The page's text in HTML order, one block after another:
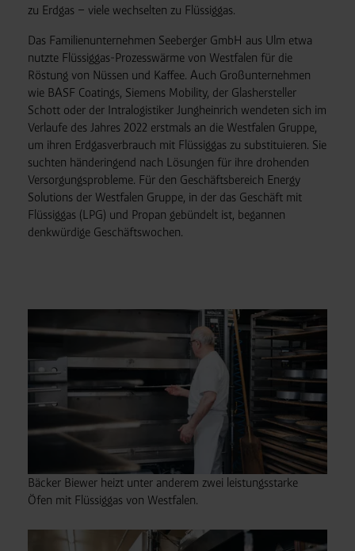
zu Erdgas – viele wechselten zu Flüssiggas.
Das Familienunternehmen Seeberger GmbH aus Ulm etwa
nutzte Flüssiggas-Prozesswärme von Westfalen für die
Röstung von Nüssen und Kaffee. Auch Großunternehmen
wie BASF Coatings, Siemens Mobility, der Glashersteller
Schott oder der Intralogistiker Jungheinrich wendeten sich im
Verlaufe des Jahres 2022 erstmals an die Westfalen Gruppe,
um ihren Erdgasverbrauch mit Flüssiggas zu substituieren. Sie
suchten händeringend nach Lösungen für ihre drohenden
Versorgungsprobleme. Für den Geschäftsbereich Energy
Solutions der Westfalen Gruppe, in der das Geschäft mit
Flüssiggas (LPG) und Propan gebündelt ist, begannen
denkwürdige Geschäftswochen.
Bäcker Biewer heizt unter anderem zwei leistungsstarke
Öfen mit Flüssiggas von Westfalen.